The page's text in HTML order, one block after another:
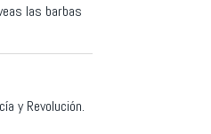
las barbas
y Revolución.